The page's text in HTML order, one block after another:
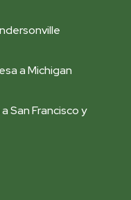
a Michigan
San Francisco y